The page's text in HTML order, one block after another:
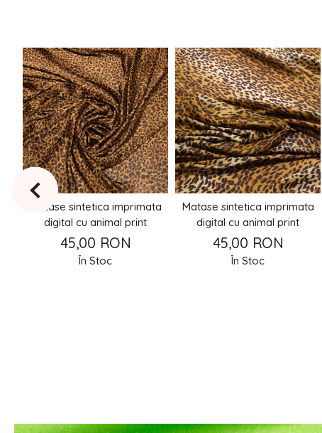
Matase sintetica imprimata
digital cu animal print
45,00 RON
În Stoc
Matase sintetica imprimata
digital cu animal print
45,00 RON
În Stoc